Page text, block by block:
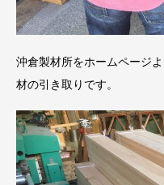
沖倉製材所をホームページ
材の引き取りです。